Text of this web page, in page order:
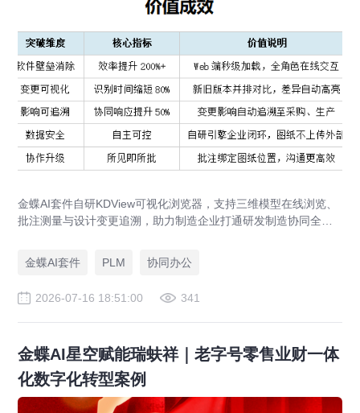
金蝶AI套件自研KDView可视化浏览器，支持三维模型在线浏览、
批注测量与设计变更追溯，助力制造企业打通研发制造协同全链
金蝶AI套件
PLM 协同办公
2026-07-16 18:51:00 341
金蝶AI星空赋能瑞蚨祥｜老字号零售业财一体
化数字化转型案例